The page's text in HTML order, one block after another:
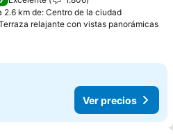
2.6 km de: Centro de la ciudad
relajante con vistas panorámicas
Ver precios